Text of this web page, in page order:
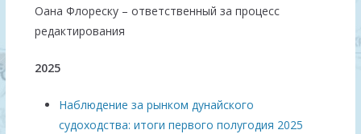
Оaна Флореску – ответственный за процесс
редактирования
2025
Наблюдение за рынком дунайского
судоходства: итоги первого полугодия 2025